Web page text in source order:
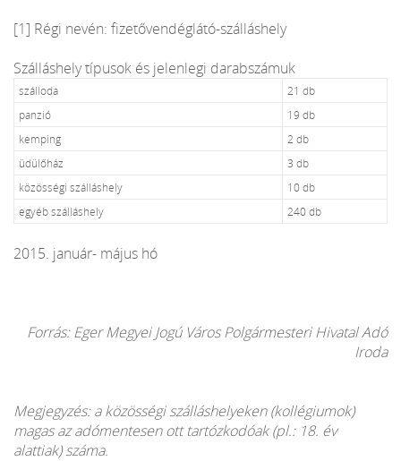
[1] Régi nevén: fizetővendéglátó-szálláshely
Szálláshely típusok és jelenlegi darabszámuk
szálloda
21 db
panzió
19 db
kemping
2 db
üdülőház
3 db
közösségi szálláshely
10 db
egyéb szálláshely
240 db
2015. január- május hó
Forrás: Eger Megyei Jogú Város Polgármesteri Hivatal Adó
Iroda
Megjegyzés: a közösségi szálláshelyeken (kollégiumok)
magas az adómentesen ott tartózkodóak (pl.: 18. év
alattiak) száma.